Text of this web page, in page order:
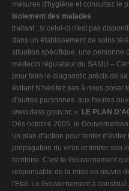
mesures d'hygiène et consultez le
Isolement des malades
traitant ; si celui-ci n'est pas
dans un établissement de soins
situation spécifique, une personne
médecin régulateur du SAMU –
pour faire le diagnostic précis de
évitant N'hésitez pas à nous poser
d'autres personnes. aux heures
www.dass.gouv.nc ». LE PLAN
Dès octobre 2005, le
un plan d'action pour tenter d'éviter
propagation du virus et limiter son
territoire. C'est le Gouvernement
responsable de la mise en œuvre
l'Etat. Le Gouvernement a